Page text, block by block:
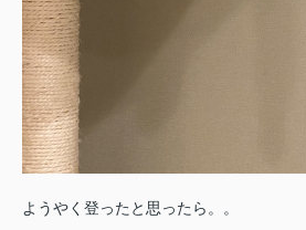
ようやく登ったと思ったら。。